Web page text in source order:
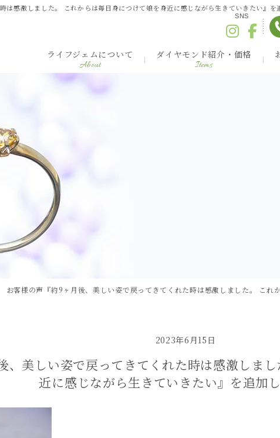
は感激しました。 これからは毎日身につけて娘を身近に感じながら生きていきたい』
SNS
ライフジェムについて
About
ダイヤモンド紹介・価格
Items
お客様の声『約9ヶ月後、美しい姿で戻ってきてくれた時は感激しました。 こ
2023年6月15日
、美しい姿で戻ってきてくれた時は感激しま
近に感じながら生きていきたい』を追加